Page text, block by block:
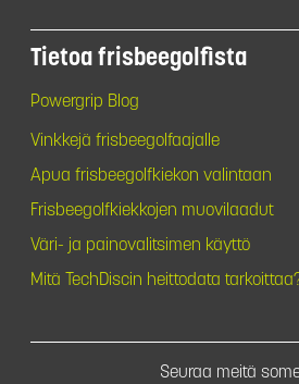
Tietoa frisbeegolfista
Powergrip Blog
Vinkkejä frisbeegolfaajalle
Apua frisbeegolfkiekon valintaan
Frisbeegolfkiekkojen muovilaadut
Väri- ja painovalitsimen käyttö
Mitä TechDiscin heittodata
Seuraa meitä